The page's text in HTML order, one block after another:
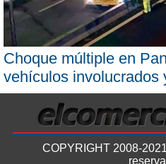
Choque múltiple en
vehículos involucrados
COPYRIGHT 2008-